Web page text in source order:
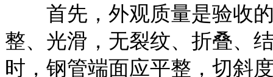
首先，外观质量是验收的
整、光滑，无裂纹、折叠、
时，钢管端面应平整，切斜